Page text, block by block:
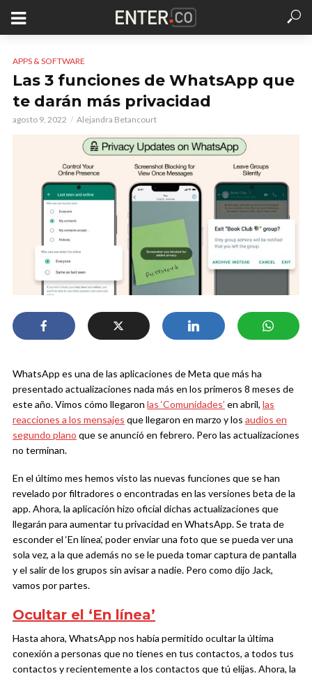
APPS & SOFTWARE
Las 3 funciones de WhatsApp que
te darán más privacidad
agosto 9, 2022 Alejandra Betancourt
WhatsApp es una de las aplicaciones de Meta que más ha
presentado actualizaciones nada más en los primeros 8 meses de
este año. Vimos cómo llegaron las ‘Comunidades’ en abril, las
reacciones a los mensajes que llegaron en marzo y los audios en
segundo plano que se anunció en febrero. Pero las actualizaciones
no terminan.
En el último mes hemos visto las nuevas funciones que se han
revelado por filtradores o encontradas en las versiones beta de la
app. Ahora, la aplicación hizo oficial dichas actualizaciones que
llegarán para aumentar tu privacidad en WhatsApp. Se trata de
esconder el ‘En línea’, poder enviar una foto que se pueda ver una
sola vez, a la que además no se le pueda tomar captura de pantalla
y el salir de los grupos sin avisar a nadie. Pero como dijo Jack,
vamos por partes.
Ocultar el ‘En línea’
Hasta ahora, WhatsApp nos había permitido ocultar la última
conexión a personas que no tienes en tus contactos, a todos tus
contactos y recientemente a los contactos que tú elijas. Ahora, la